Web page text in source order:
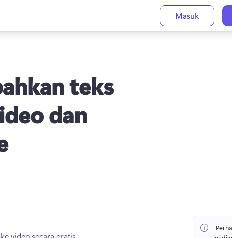
Masuk
teks
dan